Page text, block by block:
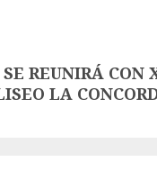
REUNIRÁ
LA